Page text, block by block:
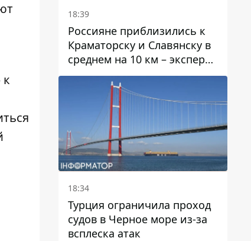
18:39
Россияне приблизились к
Краматорску и Славянску в
среднем на 10 км – эксперт
предупредил об усилении
наступления
18:34
Турция ограничила проход
судов в Черное море из-за
всплеска атак